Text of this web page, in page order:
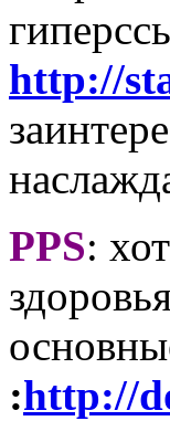
http://
PPS:
:http://